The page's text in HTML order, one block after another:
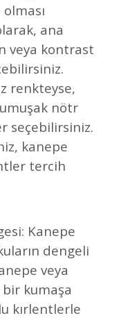
ana
veya kontrast
renkteyse,
nötr
seçebilirsiniz.
kanepe
tercih
Kanepe
dengeli
veya
kumaşa
kırlentlerle